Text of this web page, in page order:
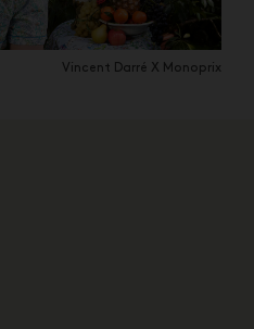
Vincent Darré X Monoprix